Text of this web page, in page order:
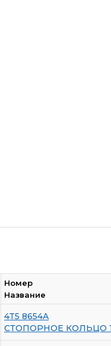
Номер
Название
4T5 8654A
СТОПОРНОЕ КОЛЬЦО